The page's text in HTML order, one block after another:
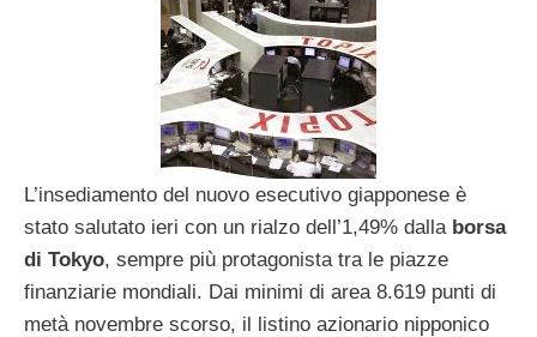
L’insediamento del nuovo esecutivo giapponese è
stato salutato ieri con un rialzo dell’1,49% dalla borsa
di Tokyo, sempre più protagonista tra le piazze
finanziarie mondiali. Dai minimi di area 8.619 punti di
metà novembre scorso, il listino azionario nipponico